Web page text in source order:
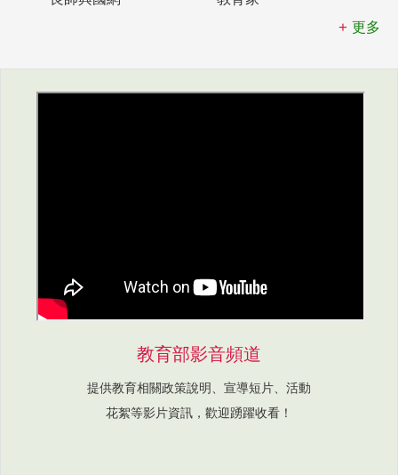
更多
教育部影音頻道
提供教育相關政策說明、宣導短片、活動
花絮等影片資訊，歡迎踴躍收看！